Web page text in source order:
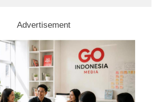
Advertisement